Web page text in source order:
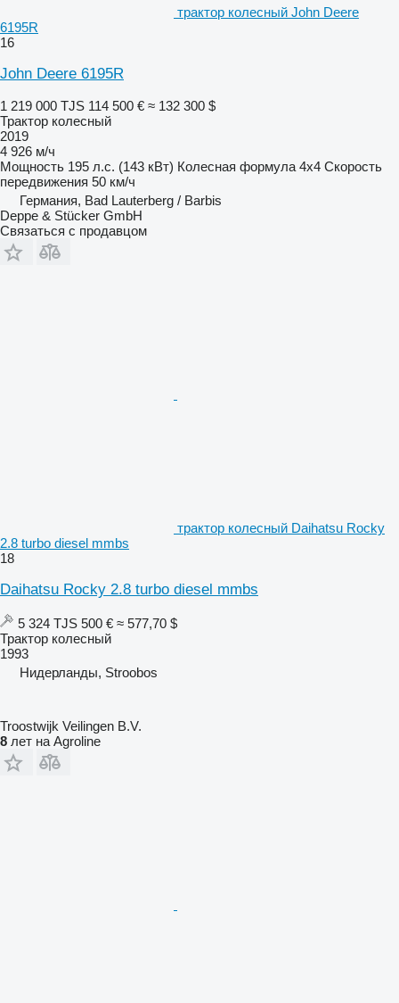
трактор колесный John Deere
6195R
16
John Deere 6195R
1 219 000 TJS 114 500 € ≈ 132 300 $
Трактор колесный
2019
4 926 м/ч
Мощность 195 л.с. (143 кВт) Колесная формула 4x4 Скорость
передвижения 50 км/ч
Германия, Bad Lauterberg / Barbis
Deppe & Stücker GmbH
Связаться с продавцом
трактор колесный Daihatsu Rocky
2.8 turbo diesel mmbs
18
Daihatsu Rocky 2.8 turbo diesel mmbs
5 324 TJS 500 € ≈ 577,70 $
Трактор колесный
1993
Нидерланды, Stroobos
Troostwijk Veilingen B.V.
8 лет на Agroline